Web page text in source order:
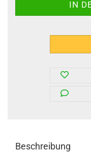
Beschreibung